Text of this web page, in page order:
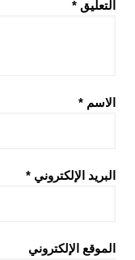
التعليق *
الاسم *
البريد الإلكتروني *
الموقع الإلكتروني